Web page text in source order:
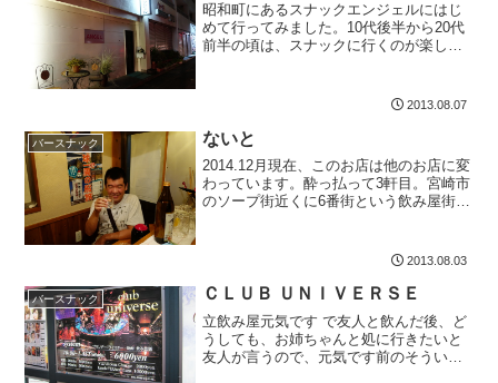
昭和町にあるスナックエンジェルにはじ
めて行ってみました。10代後半から20代
前半の頃は、スナックに行くのが楽しか
なんだかね、縁とういか、行ってみよう
2013.08.07
バースナック ないと
2014.12月現在、このお店は他のお店に変
わっています。酔っ払って3軒目。宮崎市
のソープ街近くに6番街という飲み屋街に
のを思い出し、再訪。ママが変わってい
2013.08.03
バースナック ＣＬＵＢ ＵＮＩＶＥＲＳＥ
立飲み屋元気です で友人と飲んだ後、ど
うしても、お姉ちゃんと処に行きたいと
友人が言うので、元気です前のそういう